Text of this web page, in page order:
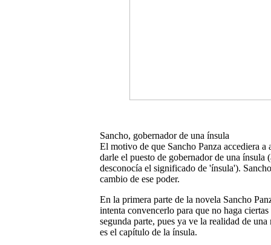
Sancho, gobernador de una ínsula
El motivo de que Sancho Panza accediera
darle el puesto de gobernador de una
desconocía el significado de 'ínsula').
cambio de ese poder.
En la primera parte de la novela Sancho
intenta convencerlo para que no haga
segunda parte, pues ya ve la realidad de
es el capítulo de la ínsula.